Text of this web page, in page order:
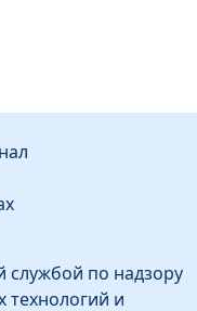
службой по надзору
и